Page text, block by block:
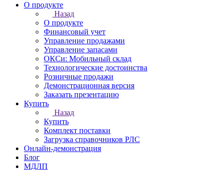
О продукте
Назад
О продукте
Финансовый учет
Управление продажами
Управление запасами
ОКСи: Мобильный склад
Технологические достоинства
Розничные продажи
Демонстрационная версия
Заказать презентацию
Купить
Назад
Купить
Комплект поставки
Загрузка справочников РЛС
Онлайн-демонстрация
Блог
МДЛП